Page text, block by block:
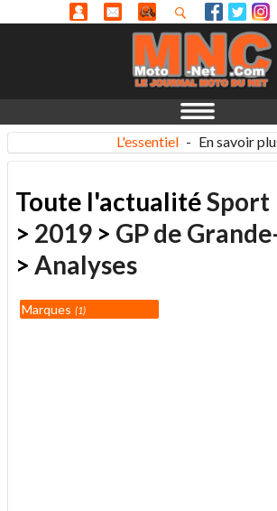
L'essentiel - En savoir
Toute l'actualitéSport
> 2019 > GP de
> Analyses
Marques 1